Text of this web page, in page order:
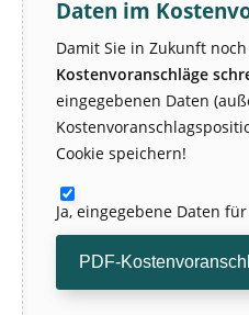
Daten im
Damit Sie in Zukunft noch
Kostenvoranschläge
eingegebenen Daten
Cookie speichern!
Ja, eingegebene Daten